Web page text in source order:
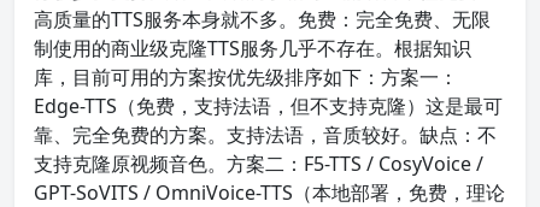
高质量的TTS服务本身就不多。免费：完全免费、无限
制使用的商业级克隆TTS服务几乎不存在。根据知识
库，目前可用的方案按优先级排序如下：方案一：
Edge-TTS（免费，支持法语，但不支持克隆）这是最可
靠、完全免费的方案。支持法语，音质较好。缺点：不
支持克隆原视频音色。方案二：F5-TTS / CosyVoice /
GPT-SoVITS / OmniVoice-TTS（本地部署，免费，理论